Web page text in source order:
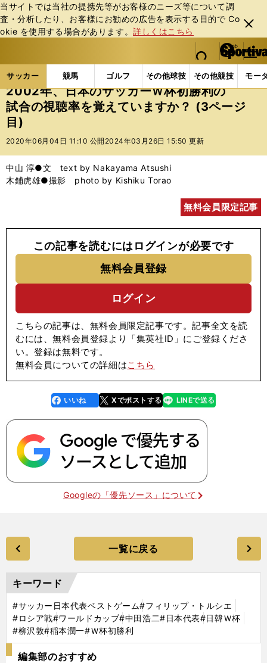
当サイトでは当社の提携先等がお客様のニーズ等について調
査・分析したり、お客様にお勧めの広告を表⽰する⽬的で Co
okie を使⽤する場合があります。詳しくはこちら
閉じ
る
web Sportiva (webスポルティーバ)
検索
マイペ
ー
ジ
メニュ
サッカー 競馬 ゴルフ その他球技 その他競技 モー
ス
ポ
ル
テ
ー
バ
サッカーの記事一覧 サッカー代表 日本代表
2002年、日本のサッカーＷ杯初勝利の
試合の視聴率を覚えていますか？ (3ページ
目)
2020年06月04日 11:10 公開 2024年03月26日 15:50 更新
中山 淳●文 text by Nakayama Atsushi
木鋪虎雄●撮影 photo by Kishiku Torao
無料会員限定記事
この記事を読むにはログインが必要です
無料会員登録
ログイン
こちらの記事は、無料会員限定記事です。記事全文を読
むには、無料会員登録より「集英社ID」にご登録くださ
い。登録は無料です。
無料会員についての詳細はこちら
faceboo
k
いいね Xでポストする
line LINEで送る
Googleの「優先ソース」について
一覧に戻る
キーワード
#サッカー日本代表ベストゲーム#フィリップ・トルシエ
#ロシア戦#ワールドカップ#中田浩二#日本代表#日韓Ｗ杯
#柳沢敦#稲本潤一#Ｗ杯初勝利
編集部のおすすめ